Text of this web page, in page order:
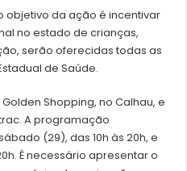
objetivo da ação é incentivar
no estado de crianças,
serão oferecidas todas as
de Saúde.
Shopping, no Calhau, e
A programação
(29), das 10h às 20h, e
É necessário apresentar o